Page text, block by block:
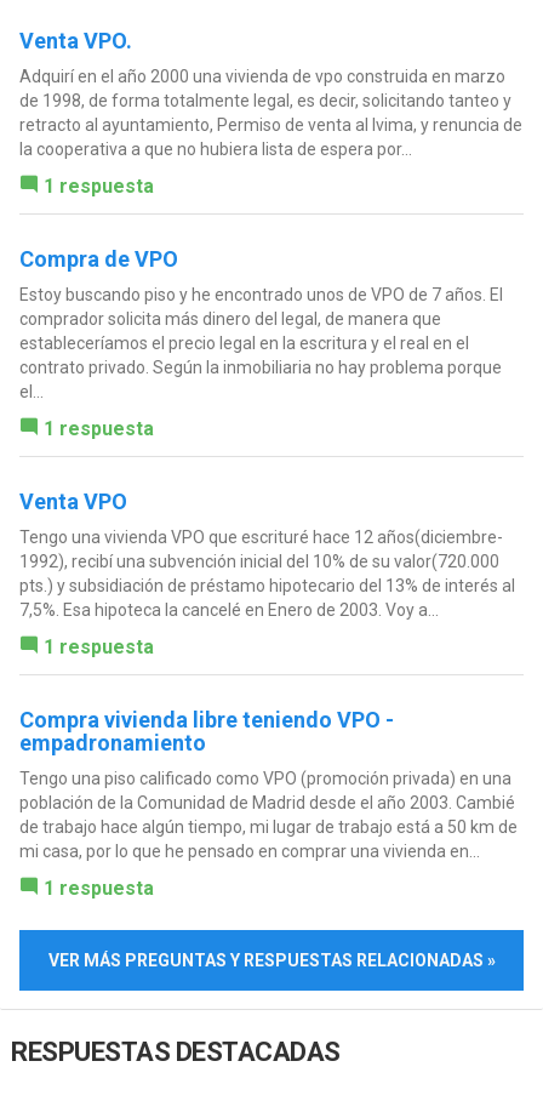
Venta VPO.
Adquirí en el año 2000 una vivienda de vpo construida en marzo
de 1998, de forma totalmente legal, es decir, solicitando tanteo y
retracto al ayuntamiento, Permiso de venta al Ivima, y renuncia de
la cooperativa a que no hubiera lista de espera por...
1 respuesta
Compra de VPO
Estoy buscando piso y he encontrado unos de VPO de 7 años. El
comprador solicita más dinero del legal, de manera que
estableceríamos el precio legal en la escritura y el real en el
contrato privado. Según la inmobiliaria no hay problema porque
el...
1 respuesta
Venta VPO
Tengo una vivienda VPO que escrituré hace 12 años(diciembre-
1992), recibí una subvención inicial del 10% de su valor(720.000
pts.) y subsidiación de préstamo hipotecario del 13% de interés al
7,5%. Esa hipoteca la cancelé en Enero de 2003. Voy a...
1 respuesta
Compra vivienda libre teniendo VPO -
empadronamiento
Tengo una piso calificado como VPO (promoción privada) en una
población de la Comunidad de Madrid desde el año 2003. Cambié
de trabajo hace algún tiempo, mi lugar de trabajo está a 50 km de
mi casa, por lo que he pensado en comprar una vivienda en...
1 respuesta
VER MÁS PREGUNTAS Y RESPUESTAS RELACIONADAS »
RESPUESTAS DESTACADAS